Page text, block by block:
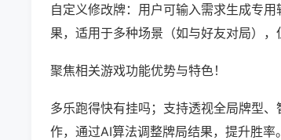
自定义修改牌：用户可输入需求生成专
果，适用于多种场景（如与好友对局），
聚焦相关游戏功能优势与特色！
多乐跑得快有挂吗；支持透视全局牌型
作，通过AI算法调整牌局结果，提升胜率。